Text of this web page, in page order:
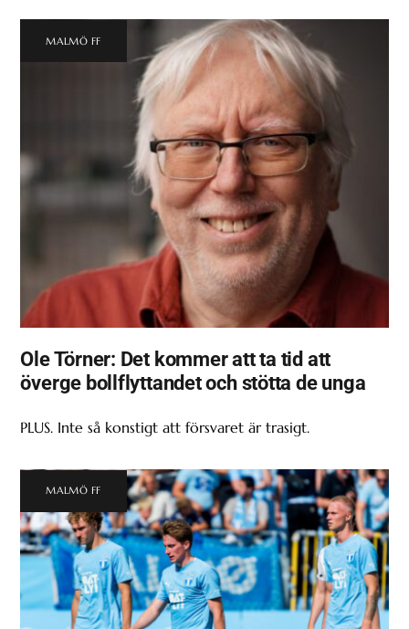
MALMÖ FF
Ole Törner: Det kommer att ta tid att
överge bollflyttandet och stötta de unga
PLUS. Inte så konstigt att försvaret är trasigt.
MALMÖ FF